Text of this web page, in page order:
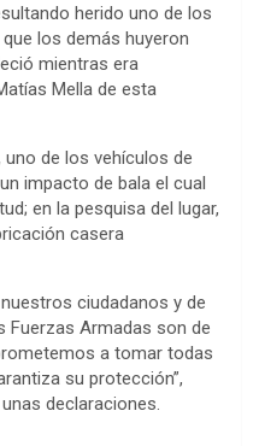
herido uno de los
los demás huyeron
mientras era
Mella de esta
de los vehículos de
impacto de bala el cual
en la pesquisa del lugar,
casera
ciudadanos y de
Fuerzas Armadas son de
a tomar todas
su protección”,
declaraciones.